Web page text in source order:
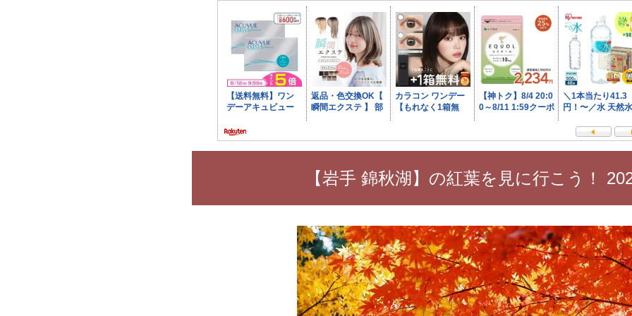
【岩手 錦秋湖】の紅葉を見に行こう！